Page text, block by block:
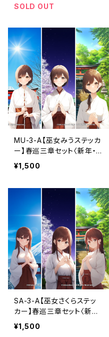
SOLD OUT
MU-3-A【巫女みうステッカ
ー】春巡三章セット〈新年・
夜桜・初夏〉（利用コード3ヶ
月付き）
¥1,500
SA-3-A【巫女さくらステッ
カー】春巡三章セット〈新
年・夜桜・初夏〉（利用コード
3ヶ月付き）
¥1,500